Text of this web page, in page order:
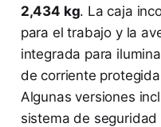
2,434 kg. La caja
para el trabajo y la
integrada para
de corriente
Algunas versiones
sistema de